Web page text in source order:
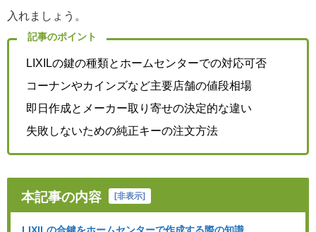
入れましょう。
記事のポイント
LIXILの鍵の種類とホームセンターでの対応可否
コーナンやカインズなど主要店舗の値段相場
即日作成とメーカー取り寄せの決定的な違い
失敗しないための純正キーの注文方法
本記事の内容 [非表示]